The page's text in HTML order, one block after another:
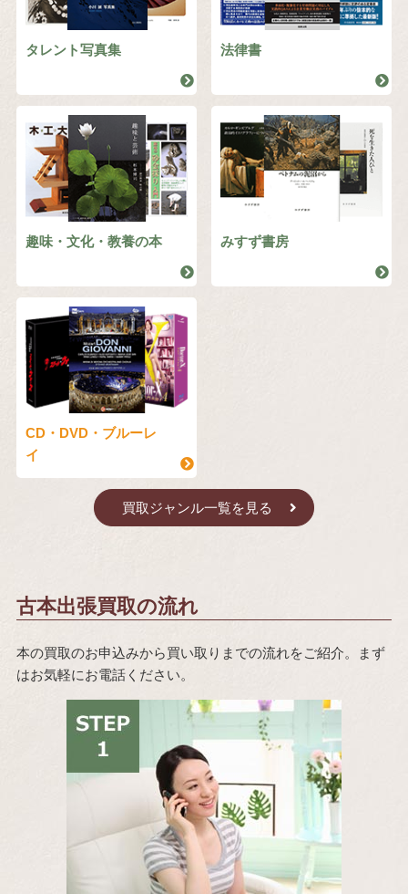
タレント写真集 法律書
趣味・文化・教養の本 みすず書房
CD・DVD・ブルーレ
イ
買取ジャンル一覧を見る
古本出張買取の流れ
本の買取のお申込みから買い取りまでの流れをご紹介。まず
はお気軽にお電話ください。